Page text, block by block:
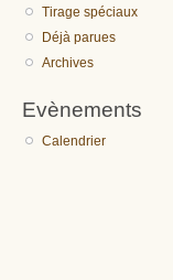
Tirage spéciaux
Déjà parues
Archives
Evènements
Calendrier